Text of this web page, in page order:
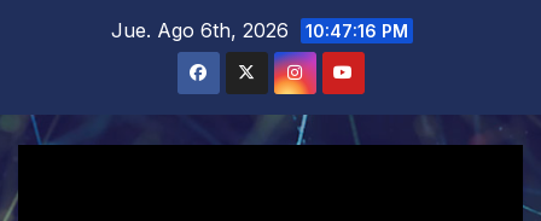
Jue. Ago 6th, 2026 10:47:17 PM